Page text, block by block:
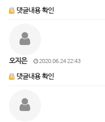
댓글내용 확인
오지은 2020.06.24 22:43
댓글내용 확인